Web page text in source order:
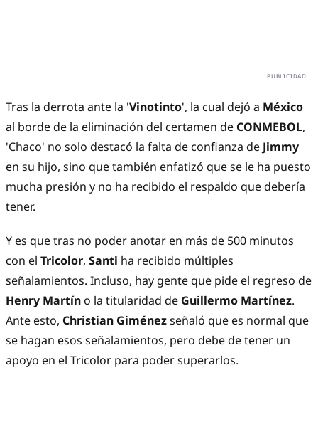
Tras la derrota ante la 'Vinotinto', la cual dejó a México
al borde de la eliminación del certamen de CONMEBOL,
'Chaco' no solo destacó la falta de confianza de Jimmy
en su hijo, sino que también enfatizó que se le ha puesto
mucha presión y no ha recibido el respaldo que debería
tener.
Y es que tras no poder anotar en más de 500 minutos
con el Tricolor, Santi ha recibido múltiples
señalamientos. Incluso, hay gente que pide el regreso de
Henry Martín o la titularidad de Guillermo Martínez.
Ante esto, Christian Giménezseñaló que es normal que
se hagan esos señalamientos, pero debe de tener un
apoyo en el Tricolor para poder superarlos.